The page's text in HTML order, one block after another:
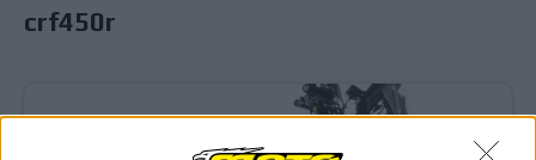
crf450r